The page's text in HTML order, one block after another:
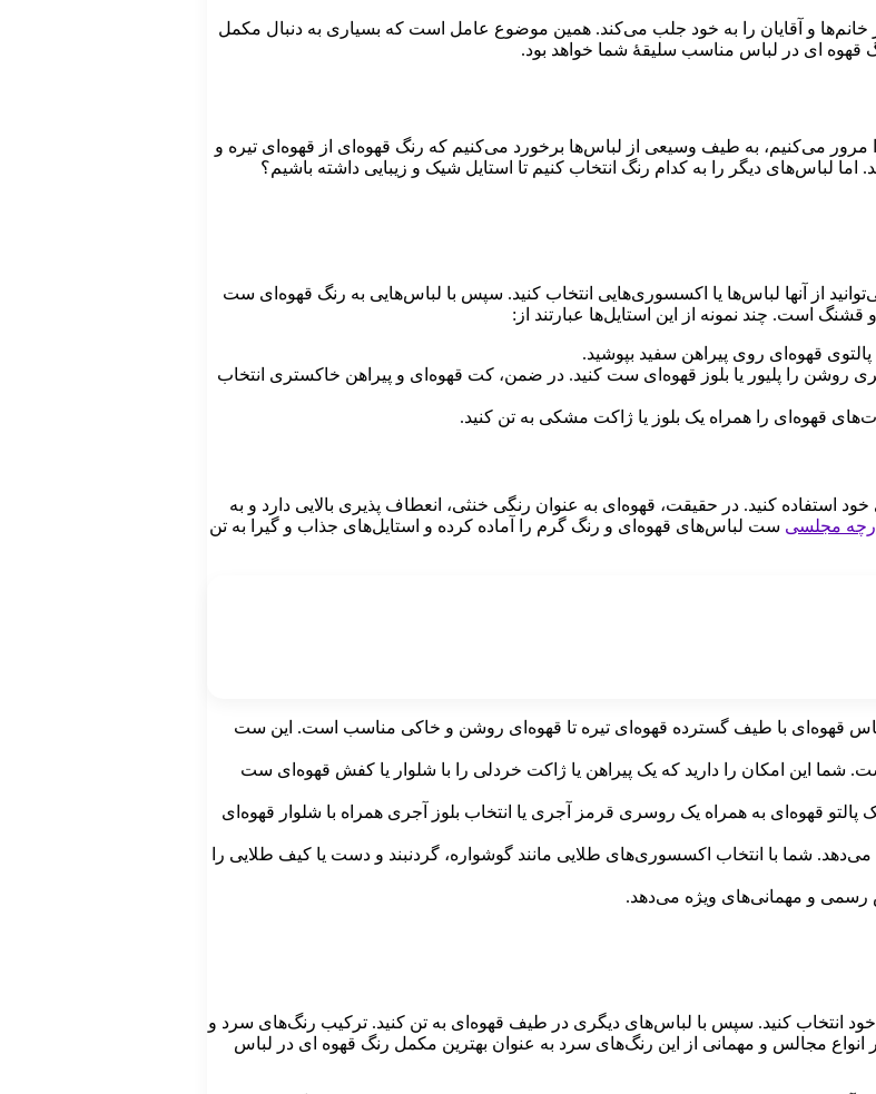
و آقایان را به خود جلب می‌کند. همین موضوع عامل است که بسیاری به دنبال مکمل
قهوه ای در لباس مناسب سلیقۀ شما خواهد بود.
می‌کنیم، به طیف وسیعی از لباس‌ها برخورد می‌کنیم که رنگ قهوه‌ای از قهوه‌ای تیره و
لباس‌های دیگر را به کدام رنگ انتخاب کنیم تا استایل شیک و زیبایی داشته باشیم؟
از آنها لباس‌ها یا اکسسوری‌هایی انتخاب کنید. سپس با لباس‌هایی به رنگ قهوه‌ای ست
است. چند نمونه از این استایل‌ها عبارتند از:
قهوه‌ای روی پیراهن سفید بپوشید.
روشن را پلیور یا بلوز قهوه‌ای ست کنید. در ضمن، کت قهوه‌ای و پیراهن خاکستری انتخاب
قهوه‌ای را همراه یک بلوز یا ژاکت مشکی به تن کنید.
استفاده کنید. در حقیقت، قهوه‌ای به عنوان رنگی خنثی، انعطاف‌ پذیری بالایی دارد و به
مجلسی ست لباس‌های قهوه‌ای و رنگ گرم را آماده کرده و استایل‌های جذاب و گیرا به تن
لباس قهوه‌ای با طیف گسترده قهوه‌ای تیره تا قهوه‌ای روشن و خاکی مناسب است. این ست
این امکان را دارید که یک پیراهن یا ژاکت خردلی را با شلوار یا کفش قهوه‌ای ست
قهوه‌ای به همراه یک روسری قرمز آجری یا انتخاب بلوز آجری همراه با شلوار قهوه‌ای
شما با انتخاب اکسسوری‌های طلایی مانند گوشواره، گردنبند و دست یا کیف طلایی را
رسمی و مهمانی‌های ویژه می‌دهد.
خود انتخاب کنید. سپس با لباس‌های دیگری در طیف قهوه‌ای به تن کنید. ترکیب رنگ‌های سرد و
انواع مجالس و مهمانی از این رنگ‌های سرد به عنوان بهترین مکمل رنگ قهوه ای در لباس